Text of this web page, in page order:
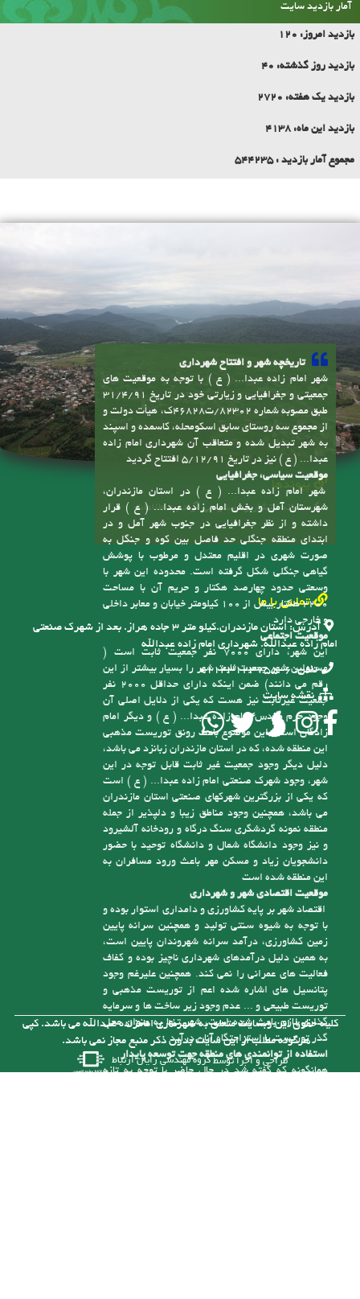
آمار بازدید سایت
بازدید امروز: 120
بازدید روز گذشته: 40
بازدید یک هفته: 2720
بازدید این ماه: 4138
مجموع آمار بازدید : 544235
تاریخچه شهر و افتتاح شهرداری
شهر امام زاده عبدا... ( ع ) با توجه به موقعیت های
جمعیتی و جغرافیایی و زیارتی خود در تاریخ 31/4/91
طبق مصوبه شماره 82302/ت46828ک، هیأت دولت و
از مجموع سه روستای سابق اسکومحله، کاسمده و اسپند
به شهر تبدیل شده و متعاقب آن شهرداری امام زاده
عبدا... ( ع ) نیز در تاریخ 5/12/91 افتتاح گردید
موقعیت سیاسی، جغرافیایی
شهر امام زاده عبدا... ( ع ) در استان مازندران،
شهرستان آمل و بخش امام زاده عبدا... ( ع ) قرار
داشته و از نظر جغرافیایی در جنوب شهر آمل و در
ابتدای منطقه جنگلی حد فاصل بین کوه و جنگل به
صورت شهری در اقلیم معتدل و مرطوب با پوشش
گیاهی جنگلی شکل گرفته است. محدوده این شهر با
وسعتی حدود چهارصد هکتار و حریم آن با مساحت
2200 هکتار بیش از 100 کیلومتر خیابان و معابر داخلی
و خارجی دارد
موقعیت اجتماعی
این شهر، دارای 7000 نفر جمعیت ثابت است (
مسئولین شهر جمعیت ثابت شهر را بسیار بیشتر از این
رقم می دانند) ضمن اینکه دارای حداقل 2000 نفر
جمعیت غیرثابت نیز هست که یکی از دلایل اصلی آن
وجود حرم مقدس امام زاده عبدا... ( ع ) و دیگر امام
زادگان است، این موضوع باعث رونق توریست مذهبی
این منطقه شده، که در استان مازندران زبانزد می باشد،
دلیل دیگر وجود جمعیت غیر ثابت قابل توجه در این
شهر، وجود شهرک صنعتی امام زاده عبدا... ( ع ) است
که یکی از بزرگترین شهرکهای صنعتی استان مازندران
می باشد، همچنین وجود مناطق زیبا و دلپذیر از جمله
منطقه نمونه گردشگری سنگ درگاه و رودخانه آلشیرود
و نیز وجود دانشگاه شمال و دانشگاه توحید با حضور
دانشجویان زیاد و مسکن مهر باعث ورود مسافران به
این منطقه شده است
موقعیت اقتصادی شهر و شهرداری
اقتصاد شهر بر پایه کشاورزی و دامداری استوار بوده و
با توجه به شیوه سنتی تولید و همچنین سرانه پایین
زمین کشاورزی، درآمد سرانه شهروندان پایین است،
به همین دلیل درآمدهای شهرداری ناچیز بوده و کفاف
فعالیت های عمرانی را نمی کند. همچنین علیرغم وجود
پتانسیل های اشاره شده اعم از توریست مذهبی و
توریست طبیعی و ... عدم وجود زیر ساخت ها و سرمایه
گذاری لازم باعث شده است، شهر تنها به عنوان محل
گذر توریست یا استراحتگاه آنان درآید
استفاده از توانمندی های منطقه جهت توسعه پایدار
همانگونه که گفته شد در حال حاضر با توجه به تازه
پیوندها
سامانه انتشار و دسترسی آزاد به اطلاعات
تماس با ما
آدرس:
استان مازندران.کیلو متر ۳ جاده هراز. بعد از شهرک صنعتی
امام زاده عبدالله. شهرداری امام زاده عبدالله
تلفن: 6-01143123755
نقشه سایت
کلیه حقوق این وبسایت متعلق به شهرداری امامزاده عبدالله می باشد. کپی
هرگونه مطلب از این سایت بدون ذکر منبع مجاز نمی باشد.
طراحی و اجرا توسطگروه مهندسی رایان ارتباط